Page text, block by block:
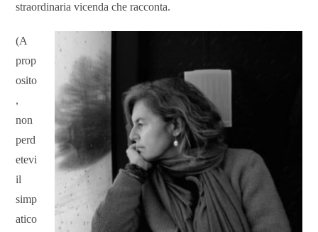
straordinaria vicenda che racconta.
(A
prop
osito
,
non
perd
etevi
il
simp
atico